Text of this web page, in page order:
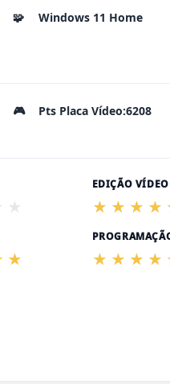
🧩 Windows 11 Home
🎮
Pts Placa Vídeo:6208
EDIÇÃO VÍDEO